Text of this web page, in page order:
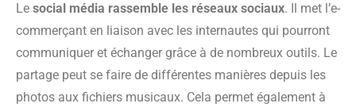
Le social média rassemble les réseaux sociaux. Il met l’e-
commerçant en liaison avec les internautes qui pourront
communiquer et échanger grâce à de nombreux outils. Le
partage peut se faire de différentes manières depuis les
photos aux fichiers musicaux. Cela permet également à